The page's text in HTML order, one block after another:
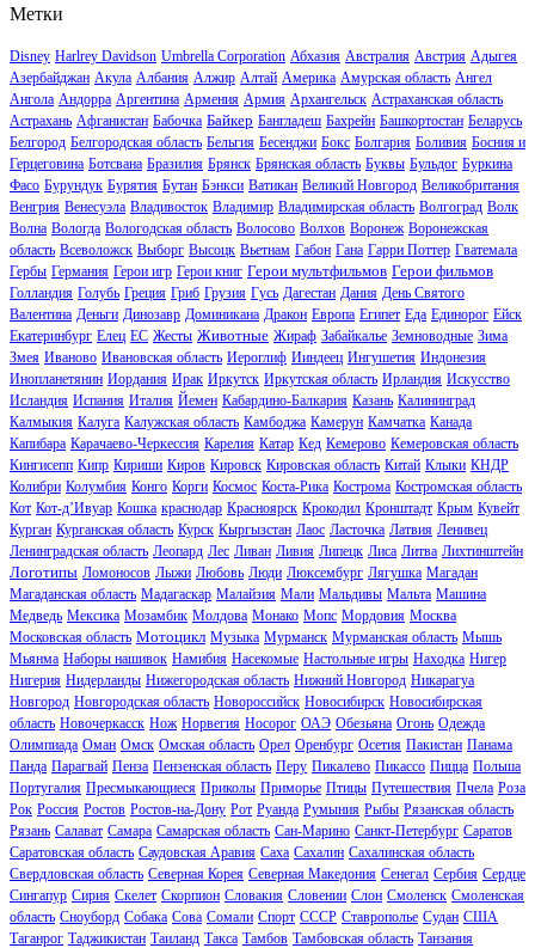
Метки
Disney Harlrey Davidson Umbrella Corporation Абхазия Австралия Австрия Адыгея
Азербайджан Акула Албания Алжир Алтай Америка Амурская область Ангел
Ангола Андорра Аргентина Армения Армия Архангельск Астраханская область
Астрахань Афганистан Бабочка Байкер Бангладеш Бахрейн Башкортостан Беларусь
Белгород Белгородская область Бельгия Бесенджи Бокс Болгария Боливия Босния и
Герцеговина Ботсвана Бразилия Брянск Брянская область Буквы Бульдог Буркина
Фасо Бурундук Бурятия Бутан Бэнкси Ватикан Великий Новгород Великобритания
Венгрия Венесуэла Владивосток Владимир Владимирская область Волгоград Волк
Волна Вологда Вологодская область Волосово Волхов Воронеж Воронежская
область Всеволожск Выборг Высоцк Вьетнам Габон Гана Гарри Поттер Гватемала
Гербы Германия Герои игр Герои книг Герои мультфильмов Герои фильмов
Голландия Голубь Греция Гриб Грузия Гусь Дагестан Дания День Святого
Валентина Деньги Динозавр Доминикана Дракон Европа Египет Еда Единорог Ейск
Екатеринбург Елец ЕС Жесты Животные Жираф Забайкалье Земноводные Зима
Змея Иваново Ивановская область Иероглиф Ииндеец Ингушетия Индонезия
Инопланетянин Иордания Ирак Иркутск Иркутская область Ирландия Искусство
Исландия Испания Италия Йемен Кабардино-Балкария Казань Калининград
Калмыкия Калуга Калужская область Камбоджа Камерун Камчатка Канада
Капибара Карачаево-Черкессия Карелия Катар Кед Кемерово Кемеровская область
Кингисепп Кипр Кириши Киров Кировск Кировская область Китай Клыки КНДР
Колибри Колумбия Конго Корги Космос Коста-Рика Кострома Костромская область
Кот Кот-д’Ивуар Кошка краснодар Красноярск Крокодил Кронштадт Крым Кувейт
Курган Курганская область Курск Кыргызстан Лаос Ласточка Латвия Ленивец
Ленинградская область Леопард Лес Ливан Ливия Липецк Лиса Литва Лихтинштейн
Логотипы Ломоносов Лыжи Любовь Люди Люксембург Лягушка Магадан
Магаданская область Мадагаскар Малайзия Мали Мальдивы Мальта Машина
Медведь Мексика Мозамбик Молдова Монако Мопс Мордовия Москва
Московская область Мотоцикл Музыка Мурманск Мурманская область Мышь
Мьянма Наборы нашивок Намибия Насекомые Настольные игры Находка Нигер
Нигерия Нидерланды Нижегородская область Нижний Новгород Никарагуа
Новгород Новгородская область Новороссийск Новосибирск Новосибирская
область Новочеркасск Нож Норвегия Носорог ОАЭ Обезьяна Огонь Одежда
Олимпиада Оман Омск Омская область Орел Оренбург Осетия Пакистан Панама
Панда Парагвай Пенза Пензенская область Перу Пикалево Пикассо Пицца Польша
Португалия Пресмыкающиеся Приколы Приморье Птицы Путешествия Пчела Роза
Рок Россия Ростов Ростов-на-Дону Рот Руанда Румыния Рыбы Рязанская область
Рязань Салават Самара Самарская область Сан-Марино Санкт-Петербург Саратов
Саратовская область Саудовская Аравия Саха Сахалин Сахалинская область
Свердловская область Северная Корея Северная Македония Сенегал Сербия Сердце
Сингапур Сирия Скелет Скорпион Словакия Словении Слон Смоленск Смоленская
область Сноуборд Собака Сова Сомали Спорт СССР Ставрополье Судан США
Таганрог Таджикистан Таиланд Такса Тамбов Тамбовская область Танзания